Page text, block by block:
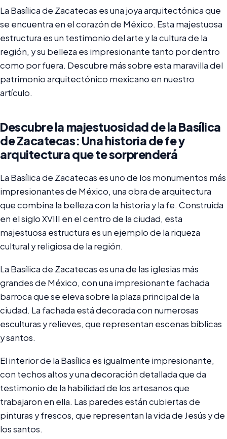
La Basílica de Zacatecas es una joya arquitectónica que
se encuentra en el corazón de México. Esta majestuosa
estructura es un testimonio del arte y la cultura de la
región, y su belleza es impresionante tanto por dentro
como por fuera. Descubre más sobre esta maravilla del
patrimonio arquitectónico mexicano en nuestro
artículo.
Descubre la majestuosidad de la Basílica
de Zacatecas: Una historia de fe y
arquitectura que te sorprenderá
La Basílica de Zacatecas es uno de los monumentos más
impresionantes de México, una obra de arquitectura
que combina la belleza con la historia y la fe. Construida
en el siglo XVIII en el centro de la ciudad, esta
majestuosa estructura es un ejemplo de la riqueza
cultural y religiosa de la región.
La Basílica de Zacatecas es una de las iglesias más
grandes de México, con una impresionante fachada
barroca que se eleva sobre la plaza principal de la
ciudad. La fachada está decorada con numerosas
esculturas y relieves, que representan escenas bíblicas
y santos.
El interior de la Basílica es igualmente impresionante,
con techos altos y una decoración detallada que da
testimonio de la habilidad de los artesanos que
trabajaron en ella. Las paredes están cubiertas de
pinturas y frescos, que representan la vida de Jesús y de
los santos.